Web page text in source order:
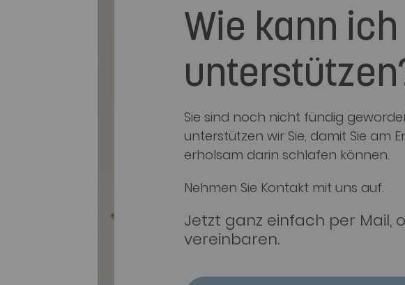
Wie kann ich
Sie sind noch nicht fündig
unterstützen wir Sie, damit Sie am
erholsam darin schlafen können.
Nehmen Sie Kontakt mit uns auf.
Jetzt ganz einfach per Mail,
vereinbaren.